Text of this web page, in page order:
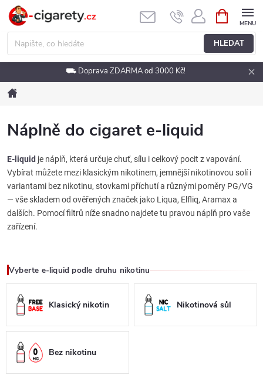
Přejít
obsah
HLEDAT
NÁKUPNÍ
KOŠÍK
⛟ Doprava ZDARMA od 3000 Kč!
Náplně do cigaret e-liquid
E-liquid je náplň, která určuje chuť, sílu i celkový pocit z vapování.
Vybírat můžete mezi klasickým nikotinem, jemnější nikotinovou solí i
variantami bez nikotinu, stovkami příchutí a různými poměry PG/VG
— vše skladem od ověřených značek jako Liqua, Elfliq, Aramax a
dalších. Pomocí filtrů níže snadno najdete tu pravou náplň pro vaše
zařízení.
Vyberte e-liquid podle druhu nikotinu
Klasický nikotin Nikotinová sůl
Bez nikotinu